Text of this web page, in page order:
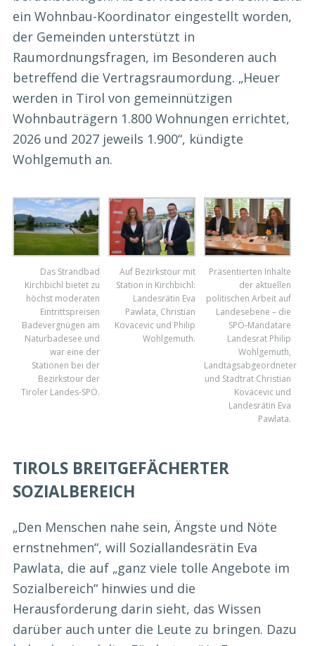
ein Wohnbau-Koordinator eingestellt worden,
der Gemeinden unterstützt in
Raumordnungsfragen, im Besonderen auch
betreffend die Vertragsraumordung. „Heuer
werden in Tirol von gemeinnützigen
Wohnbauträgern 1.800 Wohnungen errichtet,
2026 und 2027 jeweils 1.900“, kündigte
Wohlgemuth an.
Das Strandbad
Kirchbichl bietet zu
höchst moderaten
Eintrittspreisen
Badevergnügen am
Naturbadesee und
war eine der
Stationen bei der
Bezirkstour der
Tiroler Landes-SPÖ.
Auf Bezirkstour mit
Station in Kirchbichl:
Landesrätin Eva
Pawlata, Christian
Kovacevic und Philip
Wohlgemuth.
Präsentierten Inhalte
der aktuellen
politischen Arbeit auf
Landesebene – die
SPÖ-Mandatare
Landesrat Philip
Wohlgemuth,
Landtagsabgeordneter
und Stadtrat Christian
Kovacevic und
Landesrätin Eva
Pawlata.
TIROLS BREITGEFÄCHERTER
SOZIALBEREICH
„Den Menschen nahe sein, Ängste und Nöte
ernstnehmen“, will Soziallandesrätin Eva
Pawlata, die auf „ganz viele tolle Angebote im
Sozialbereich“ hinwies und die
Herausforderung darin sieht, das Wissen
darüber auch unter die Leute zu bringen. Dazu